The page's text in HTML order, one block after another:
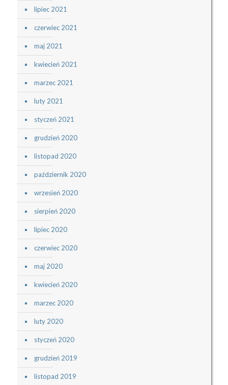
lipiec 2021
czerwiec 2021
maj 2021
kwiecień 2021
marzec 2021
luty 2021
styczeń 2021
grudzień 2020
listopad 2020
październik 2020
wrzesień 2020
sierpień 2020
lipiec 2020
czerwiec 2020
maj 2020
kwiecień 2020
marzec 2020
luty 2020
styczeń 2020
grudzień 2019
listopad 2019